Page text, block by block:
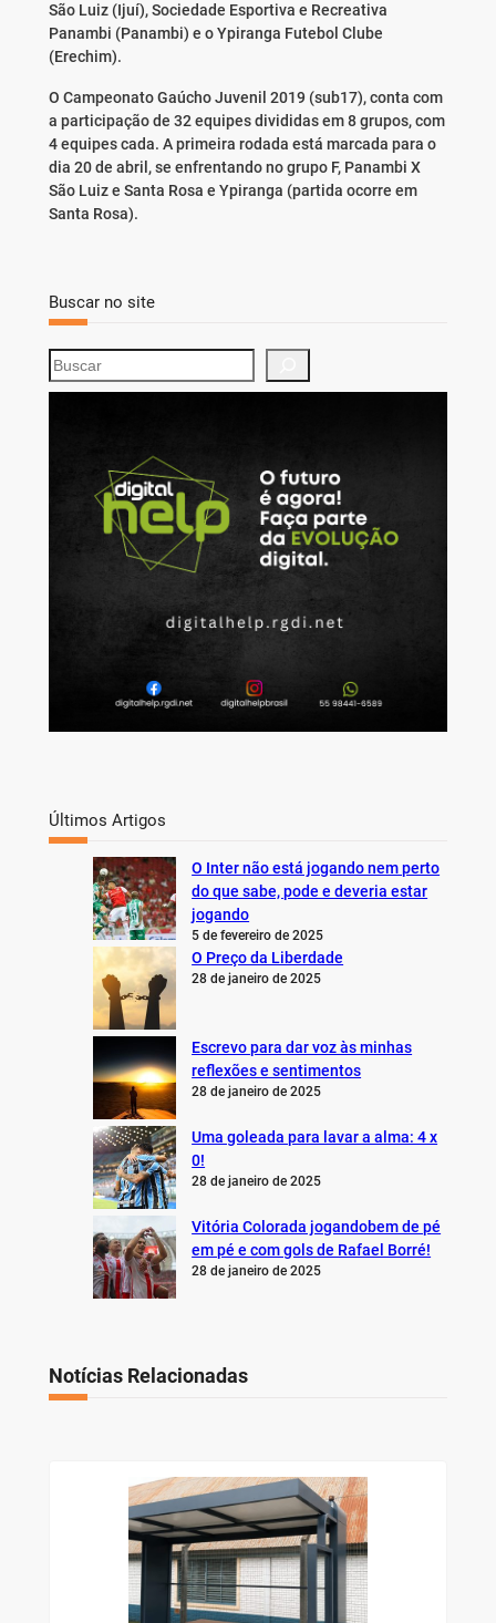
São Luiz (Ijuí), Sociedade Esportiva e Recreativa
Panambi (Panambi) e o Ypiranga Futebol Clube
(Erechim).
O Campeonato Gaúcho Juvenil 2019 (sub17), conta com
a participação de 32 equipes divididas em 8 grupos, com
4 equipes cada. A primeira rodada está marcada para o
dia 20 de abril, se enfrentando no grupo F, Panambi X
São Luiz e Santa Rosa e Ypiranga (partida ocorre em
Santa Rosa).
Buscar no site
S
e
Últimos Artigos
O Inter não está jogando nem perto
do que sabe, pode e deveria estar
jogando
5 de fevereiro de 2025
O Preço da Liberdade
28 de janeiro de 2025
Escrevo para dar voz às minhas
reflexões e sentimentos
28 de janeiro de 2025
Uma goleada para lavar a alma: 4 x
0!
28 de janeiro de 2025
Vitória Colorada jogandobem de pé
em pé e com gols de Rafael Borré!
28 de janeiro de 2025
Notícias Relacionadas